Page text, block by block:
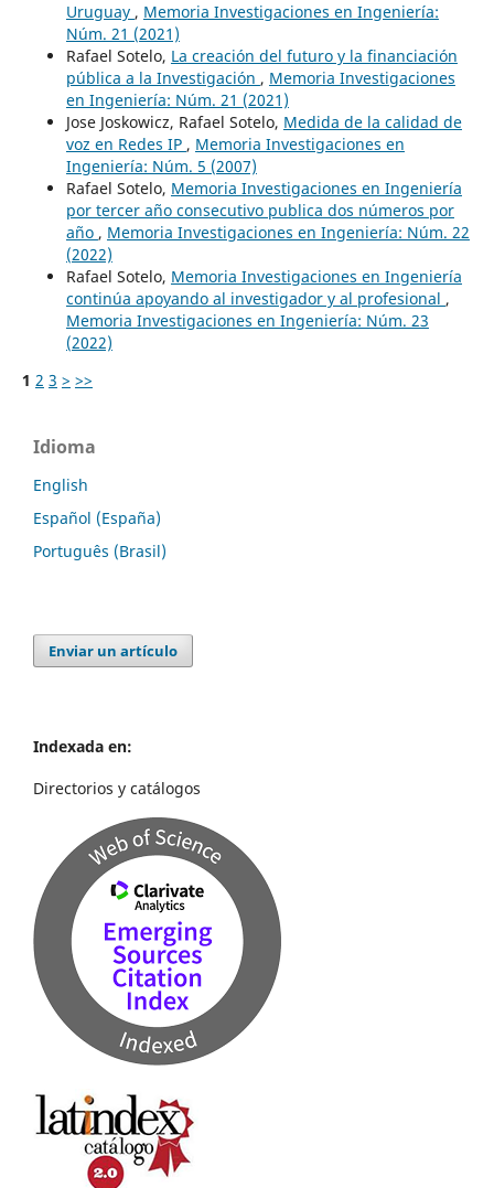
Uruguay , Memoria Investigaciones en Ingeniería:
Núm. 21 (2021)
Rafael Sotelo, La creación del futuro y la financiación
pública a la Investigación , Memoria Investigaciones
en Ingeniería: Núm. 21 (2021)
Jose Joskowicz, Rafael Sotelo, Medida de la calidad de
voz en Redes IP , Memoria Investigaciones en
Ingeniería: Núm. 5 (2007)
Rafael Sotelo, Memoria Investigaciones en Ingeniería
por tercer año consecutivo publica dos números por
año , Memoria Investigaciones en Ingeniería: Núm. 22
(2022)
Rafael Sotelo, Memoria Investigaciones en Ingeniería
continúa apoyando al investigador y al profesional ,
Memoria Investigaciones en Ingeniería: Núm. 23
(2022)
1 2 3 > >>
Idioma
English
Español (España)
Português (Brasil)
Enviar un artículo
Indexada en:
Directorios y catálogos